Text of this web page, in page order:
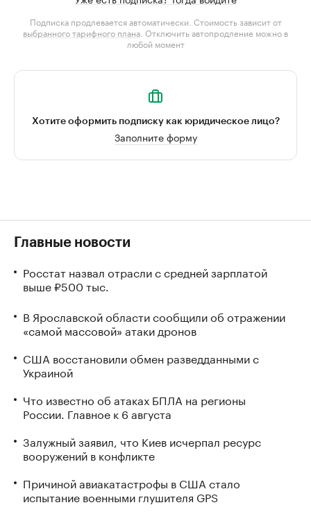
Подписка продлевается автоматически. Стоимость зависит от
выбранного тарифного плана . Отключить автопродление можно в
любой момент
Хотите оформить подписку как юридическое лицо?
Заполните форму
Главные новости
Росстат назвал отрасли с средней зарплатой
выше ₽500 тыс.
В Ярославской области сообщили об отражении
«самой массовой» атаки дронов
США восстановили обмен разведданными с
Украиной
Что известно об атаках БПЛА на регионы
России. Главное к 6 августа
Залужный заявил, что Киев исчерпал ресурс
вооружений в конфликте
Причиной авиакатастрофы в США стало
испытание военными глушителя GPS